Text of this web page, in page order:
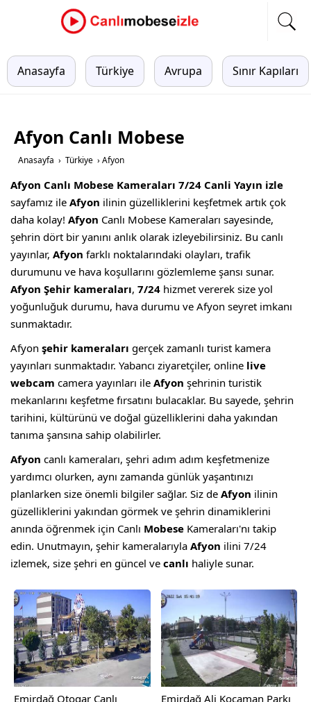
Anasayfa Türkiye Avrupa Sınır Kapıları
Afyon Canlı Mobese
Anasayfa › Türkiye › Afyon
Afyon Canlı Mobese Kameraları 7/24 Canli Yayın izle
sayfamız ile Afyon ilinin güzelliklerini keşfetmek artık çok
daha kolay! Afyon Canlı Mobese Kameraları sayesinde,
şehrin dört bir yanını anlık olarak izleyebilirsiniz. Bu canlı
yayınlar, Afyon farklı noktalarındaki olayları, trafik
durumunu ve hava koşullarını gözlemleme şansı sunar.
Afyon Şehir kameraları, 7/24 hizmet vererek size yol
yoğunluğuk durumu, hava durumu ve Afyon seyret imkanı
sunmaktadır.
Afyon şehir kameraları gerçek zamanlı turist kamera
yayınları sunmaktadır. Yabancı ziyaretçiler, online live
webcam camera yayınları ile Afyon şehrinin turistik
mekanlarını keşfetme fırsatını bulacaklar. Bu sayede, şehrin
tarihini, kültürünü ve doğal güzelliklerini daha yakından
tanıma şansına sahip olabilirler.
Afyon canlı kameraları, şehri adım adım keşfetmenize
yardımcı olurken, aynı zamanda günlük yaşantınızı
planlarken size önemli bilgiler sağlar. Siz de Afyon ilinin
güzelliklerini yakından görmek ve şehrin dinamiklerini
anında öğrenmek için Canlı Mobese Kameraları'nı takip
edin. Unutmayın, şehir kameralarıyla Afyon ilini 7/24
izlemek, size şehri en güncel ve canlı haliyle sunar.
Emirdağ Otogar Canlı
Emirdağ Ali Kocaman Parkı